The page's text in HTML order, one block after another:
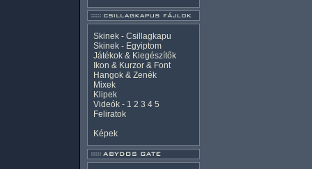
Skinek - Csillagkapu
Skinek - Egyiptom
Játékok & Kiegészítők
Ikon & Kurzor & Font
Hangok & Zenék
Mixek
Klipek
Videók- 1 2 3 4 5
Feliratok
Képek